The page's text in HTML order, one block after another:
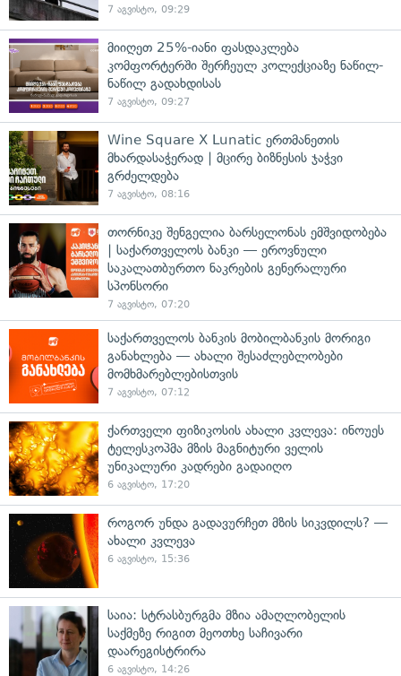
7 აგვისტო, 09:29
მიიღეთ 25%-იანი ფასდაკლება
კომფორტერში შერჩეულ კოლექციაზე ნაწილ-
ნაწილ გადახდისას
7 აგვისტო, 09:27
Wine Square X Lunatic ერთმანეთის
მხარდასაჭერად | მცირე ბიზნესის ჯაჭვი
გრძელდება
7 აგვისტო, 08:16
თორნიკე შენგელია ბარსელონას ემშვიდობება
| საქართველოს ბანკი — ეროვნული
საკალათბურთო ნაკრების გენერალური
სპონსორი
7 აგვისტო, 07:20
საქართველოს ბანკის მობილბანკის მორიგი
განახლება — ახალი შესაძლებლობები
მომხმარებლებისთვის
7 აგვისტო, 07:12
ქართველი ფიზიკოსის ახალი კვლევა: ინოუეს
ტელესკოპმა მზის მაგნიტური ველის
უნიკალური კადრები გადაიღო
6 აგვისტო, 17:20
როგორ უნდა გადავურჩეთ მზის სიკვდილს? —
ახალი კვლევა
6 აგვისტო, 15:36
საია: სტრასბურგმა მზია ამაღლობელის
საქმეზე რიგით მეოთხე საჩივარი
დაარეგისტრირა
6 აგვისტო, 14:26